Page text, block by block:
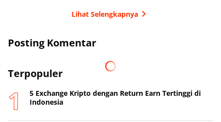
Lihat Selengkapnya
Posting Komentar
Terpopuler
5 Exchange Kripto dengan Return Earn Tertinggi di
Indonesia